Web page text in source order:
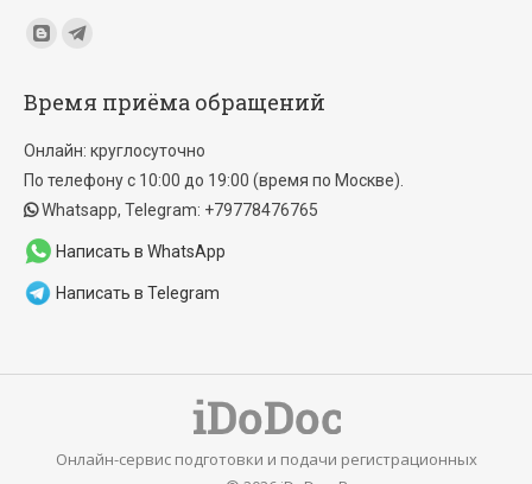
Find us on:
Blogger
opens
window
Telegram
opens
new
window
Время приёма обращений
Онлайн: круглосуточно
По телефону с 10:00 до 19:00 (время по Москве).
Whatsapp, Telegram: +79778476765
Написать в WhatsApp
Написать в Telegram
Онлайн-сервис подготовки и подачи регистрационных